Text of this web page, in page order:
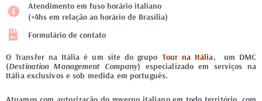
Atendimento em fuso horário italiano
(+4hs em relação ao horário de Brasília)
Formulário de contato
O Transfer na Itália é um site do grupo Tour na Itália, um DMC
(Destination Management Company) especializado em serviços na
Itália exclusivos e sob medida em português.